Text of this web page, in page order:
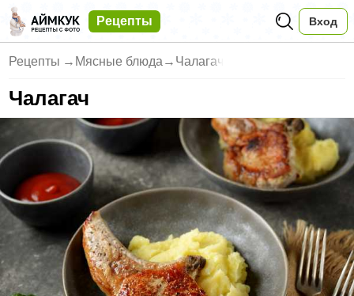
Рецепты Вход
Рецепты → Мясные блюда → Чалагач
Чалагач